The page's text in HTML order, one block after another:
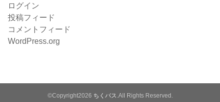
ログイン
投稿フィード
コメントフィード
WordPress.org
©Copyright2026 ちくバス .All Rights Reserved.